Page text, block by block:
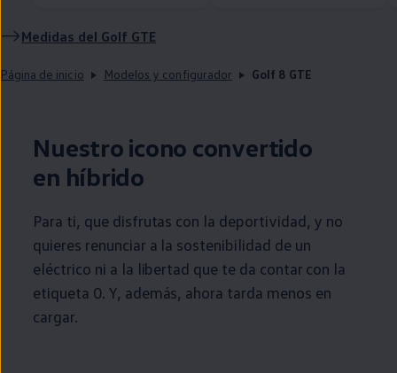
Medidas del Golf GTE
Página de inicio Modelos y configurador Golf 8 GTE
Nuestro icono convertido
en híbrido
Para ti, que disfrutas con la deportividad, y no
quieres renunciar a la sostenibilidad de un
eléctrico ni a la libertad que te da contar con la
etiqueta 0. Y, además, ahora tarda menos en
cargar.